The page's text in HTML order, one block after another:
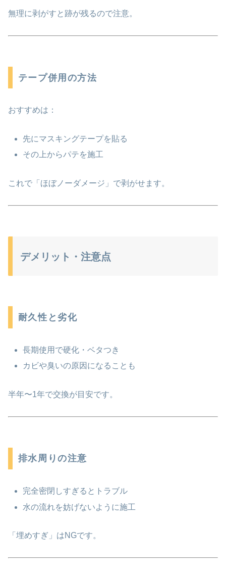
無理に剥がすと跡が残るので注意。
テープ併用の方法
おすすめは：
先にマスキングテープを貼る
その上からパテを施工
これで「ほぼノーダメージ」で剥がせます。
デメリット・注意点
耐久性と劣化
長期使用で硬化・ベタつき
カビや臭いの原因になることも
半年〜1年で交換が目安です。
排水周りの注意
完全密閉しすぎるとトラブル
水の流れを妨げないように施工
「埋めすぎ」はNGです。